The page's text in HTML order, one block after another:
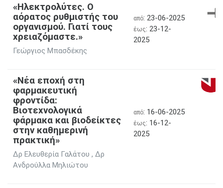
«Ηλεκτρολύτες. Ο
αόρατος ρυθμιστής του
οργανισμού. Γιατί τους
χρειαζόμαστε.»
Γεώργιος Μπασδέκης
από: 23-06-2025
έως: 23-12-
2025
«Νέα εποχή στη
φαρμακευτική
φροντίδα:
Βιοτεχνολογικά
φάρμακα και βιοδείκτες
στην καθημερινή
πρακτική»
Δρ Ελευθερία Γαλάτου , Δρ
Ανδρούλλα Μηλιώτου
από: 16-06-2025
έως: 16-12-
2025